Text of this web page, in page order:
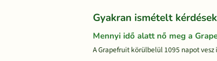
Gyakran ismételt kérdések
Mennyi idő alatt nő meg a
A Grapefruit körülbelül 1095 napot